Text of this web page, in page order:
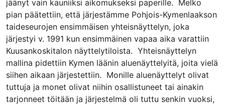
jäänyt vain kauniiksi aikomukseksi paperille. Melko
pian päätettiin, että järjestämme Pohjois-Kymenlaakson
taideseurojen ensimmäisen yhteisnäyttelyn, joka
järjestyi v. 1991 kun ensimmäinen vapaa aika varattiin
Kuusankoskitalon näyttelytiloista. Yhteisnäyttelyn
mallina pidettiin Kymen läänin aluenäyttelyitä, joita vielä
siihen aikaan järjestettiin. Monille aluenäyttelyt olivat
tuttuja ja monet olivat niihin osallistuneet tai ainakin
tarjonneet töitään ja järjestelmä oli tuttu senkin vuoksi,